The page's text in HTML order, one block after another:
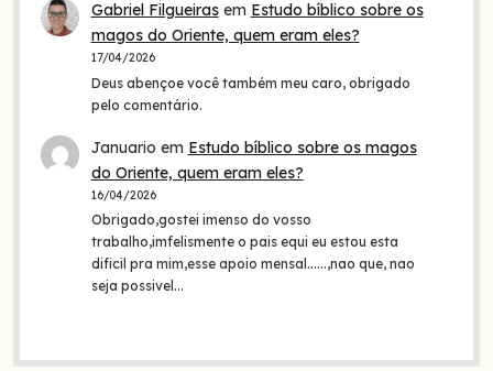
Gabriel Filgueirasem Estudo bíblico sobre os
magos do Oriente, quem eram eles?
17/04/2026
Deus abençoe você também meu caro, obrigado
pelo comentário.
Januario em Estudo bíblico sobre os magos
do Oriente, quem eram eles?
16/04/2026
Obrigado,gostei imenso do vosso
trabalho,imfelismente o pais equi eu estou esta
dificil pra mim,esse apoio mensal......,nao que, nao
seja possivel…